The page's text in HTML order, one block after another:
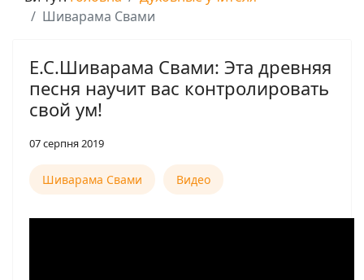
Шиварама Свами
Е.С.Шиварама Свами: Эта древняя
песня научит вас контролировать
свой ум!
07 серпня 2019
Шиварама Свами Видео